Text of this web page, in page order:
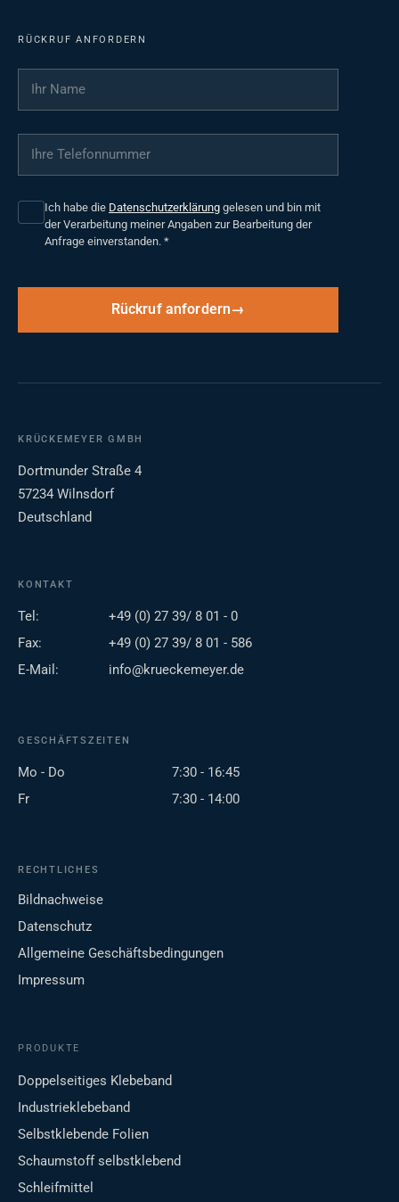
RÜCKRUF ANFORDERN
Ihr Name
Ihre Telefonnummer
Ich habe die Datenschutzerklärung gelesen und bin mit
der Verarbeitung meiner Angaben zur Bearbeitung der
Anfrage einverstanden. *
Rückruf anfordern
KRÜCKEMEYER GMBH
Dortmunder Straße 4
57234 Wilnsdorf
Deutschland
KONTAKT
Tel:
+49 (0) 27 39/ 8 01 - 0
Fax:
+49 (0) 27 39/ 8 01 - 586
E-Mail:
info@krueckemeyer.de
GESCHÄFTSZEITEN
Mo - Do
7:30 - 16:45
Fr
7:30 - 14:00
RECHTLICHES
Bildnachweise
Datenschutz
Allgemeine Geschäftsbedingungen
Impressum
PRODUKTE
Doppelseitiges Klebeband
Industrieklebeband
Selbstklebende Folien
Schaumstoff selbstklebend
Schleifmittel